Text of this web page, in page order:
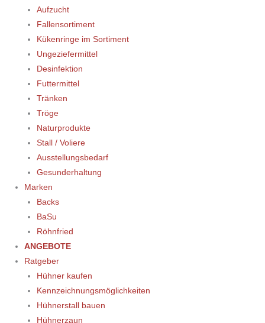
Aufzucht
Fallensortiment
Kükenringe im Sortiment
Ungeziefermittel
Desinfektion
Futtermittel
Tränken
Tröge
Naturprodukte
Stall / Voliere
Ausstellungsbedarf
Gesunderhaltung
Marken
Backs
BaSu
Röhnfried
ANGEBOTE
Ratgeber
Hühner kaufen
Kennzeichnungsmöglichkeiten
Hühnerstall bauen
Hühnerzaun